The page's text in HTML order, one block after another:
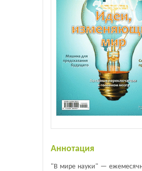
Аннотация
"В мире науки" —